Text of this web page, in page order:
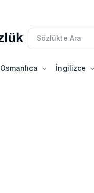
Osmanlıca İngilizce